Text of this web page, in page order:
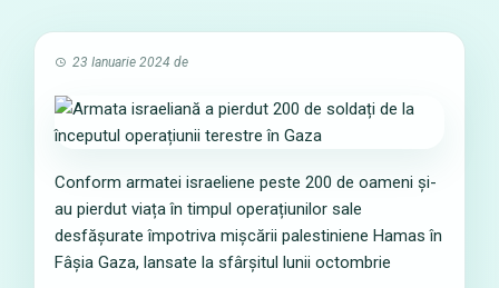
23 Ianuarie 2024 de
Conform armatei israeliene peste 200 de oameni și-
au pierdut viața în timpul operațiunilor sale
desfășurate împotriva mișcării palestiniene Hamas în
Fâșia Gaza, lansate la sfârșitul lunii octombrie